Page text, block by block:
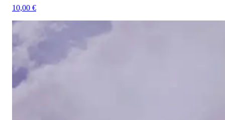
10,00 €